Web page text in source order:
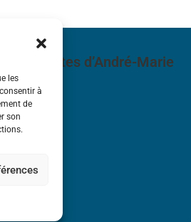
les
à
de
son
d’André-Marie